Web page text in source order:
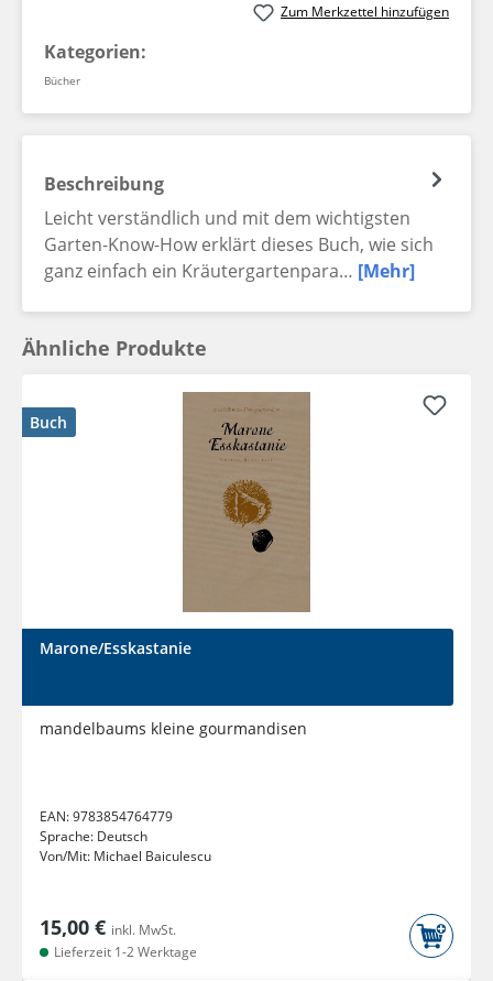
Zum Merkzettel hinzufügen
Kategorien:
Bücher
Beschreibung
Leicht verständlich und mit dem wichtigsten
Garten-Know-How erklärt dieses Buch, wie sich
ganz einfach ein Kräutergartenpara… [Mehr]
Ähnliche Produkte
Buch
Marone/Esskastanie
mandelbaums kleine gourmandisen
EAN:9783854764779
Sprache: Deutsch
Von/Mit: Michael Baiculescu
15,00 € inkl. MwSt.
Lieferzeit 1-2 Werktage